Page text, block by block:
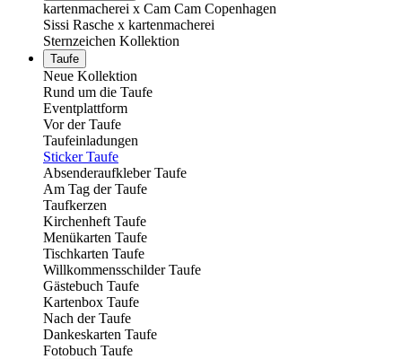
kartenmacherei x Cam Cam Copenhagen
Sissi Rasche x kartenmacherei
Sternzeichen Kollektion
Taufe
Neue Kollektion
Rund um die Taufe
Eventplattform
Vor der Taufe
Taufeinladungen
Sticker Taufe
Absenderaufkleber Taufe
Am Tag der Taufe
Taufkerzen
Kirchenheft Taufe
Menükarten Taufe
Tischkarten Taufe
Willkommensschilder Taufe
Gästebuch Taufe
Kartenbox Taufe
Nach der Taufe
Dankeskarten Taufe
Fotobuch Taufe